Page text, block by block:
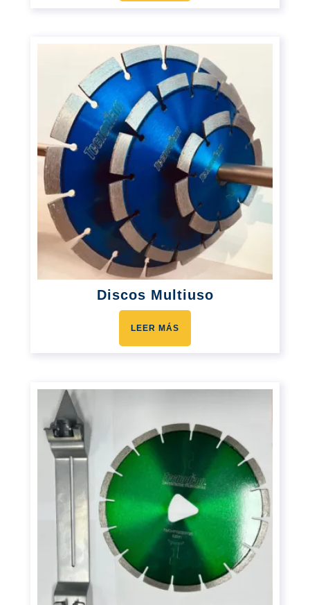
Discos Multiuso
LEER MÁS